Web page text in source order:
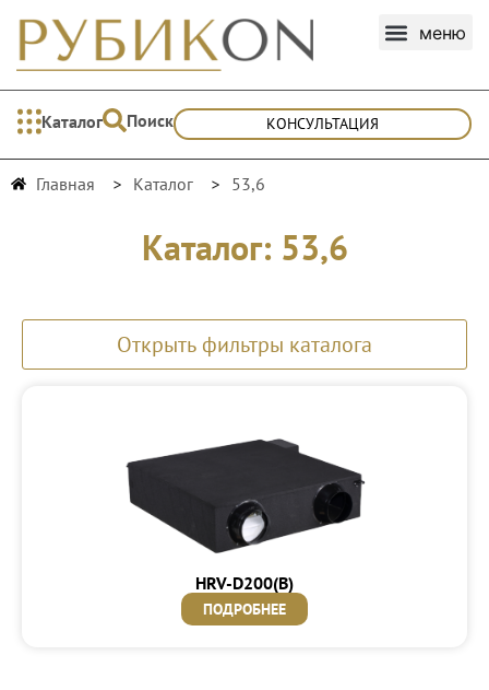
Каталог Поиск КОНСУЛЬТАЦИЯ
Главная Каталог 53,6
Каталог: 53,6
Открыть фильтры каталога
HRV-D200(B)
ПОДРОБНЕЕ